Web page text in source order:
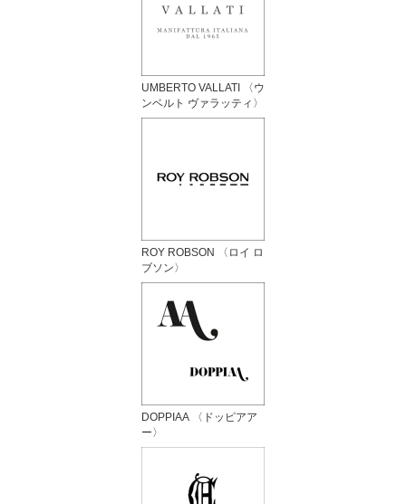
UMBERTO VALLATI 〈ウ
ンベルト ヴァラッティ〉
ROY ROBSON 〈ロイ ロ
ブソン〉
DOPPIAA 〈ドッピアア
ー〉